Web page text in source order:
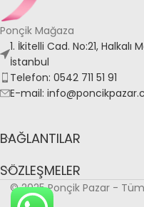
Ponçik Mağaza
1. İkitelli Cad. No:21,
İstanbul
Telefon: 0542 711 51 91
E-mail:
BAĞLANTILAR
SÖZLEŞMELER
© 2025 Ponçik Pazar - Tüm